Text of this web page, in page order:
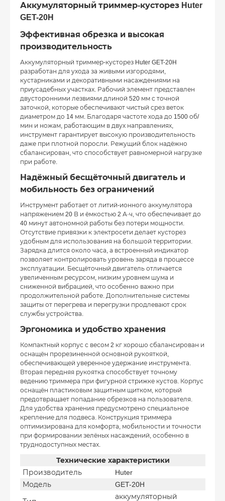
Аккумуляторный триммер-кусторез Huter
GET-20H
Эффективная обрезка и высокая
производительность
Аккумуляторный триммер-кусторез Huter GET-20H
разработан для ухода за живыми изгородями,
кустарниками и декоративными насаждениями на
приусадебных участках. Рабочий элемент представлен
двусторонними лезвиями длиной 520 мм с точной
заточкой, которые обеспечивают чистый срез веток
диаметром до 14 мм. Благодаря частоте хода до 1500 об/
мин и ножам, работающим в двух направлениях,
инструмент гарантирует высокую производительность
даже при плотной поросли. Режущий блок надёжно
сбалансирован, что способствует равномерной нагрузке
при работе.
Надёжный бесщёточный двигатель и
мобильность без ограничений
Инструмент работает от литий-ионного аккумулятора
напряжением 20 В и ёмкостью 2 А·ч, что обеспечивает до
40 минут автономной работы без потери мощности.
Отсутствие привязки к электросети делает кусторез
удобным для использования на большой территории.
Зарядка длится около часа, а встроенный индикатор
позволяет контролировать уровень заряда в процессе
эксплуатации. Бесщёточный двигатель отличается
увеличенным ресурсом, низким уровнем шума и
сниженной вибрацией, что особенно важно при
продолжительной работе. Дополнительные системы
защиты от перегрева и перегрузки продлевают срок
службы устройства.
Эргономика и удобство хранения
Компактный корпус с весом 2 кг хорошо сбалансирован и
оснащён прорезиненной основной рукояткой,
обеспечивающей уверенное удержание инструмента.
Вторая передняя рукоятка способствует точному
ведению триммера при фигурной стрижке кустов. Корпус
оснащён пластиковым защитным щитком, который
предотвращает попадание обрезков на пользователя.
Для удобства хранения предусмотрено специальное
крепление для подвеса. Конструкция триммера
оптимизирована для комфорта, мобильности и точности
при формировании зелёных насаждений, особенно в
труднодоступных местах.
Технические характеристики
Производитель
Huter
Модель
GET-20H
аккумуляторный